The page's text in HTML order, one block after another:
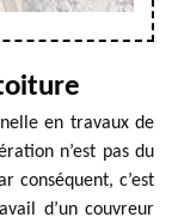
en travaux de
n’est pas du
conséquent, c’est
d’un couvreur